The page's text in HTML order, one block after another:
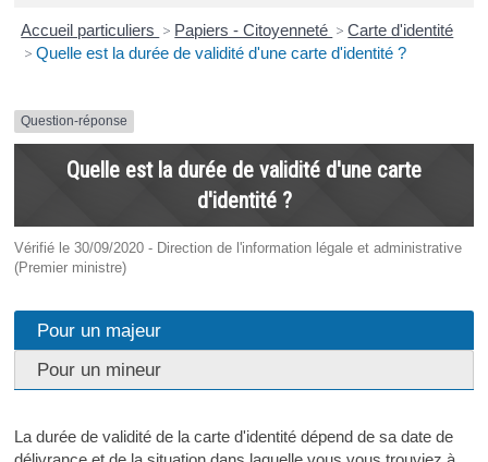
Accueil particuliers > Papiers - Citoyenneté > Carte d'identité
> Quelle est la durée de validité d'une carte d'identité ?
Question-réponse
Quelle est la durée de validité d'une carte
d'identité ?
Vérifié le 30/09/2020 - Direction de l'information légale et administrative
(Premier ministre)
Pour un majeur
Pour un mineur
La durée de validité de la carte d'identité dépend de sa date de